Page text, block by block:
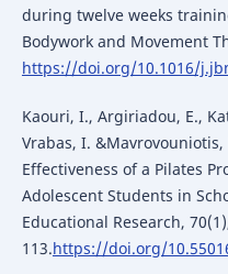
during twelve weeks
Bodywork and Movement
https://doi.org/10.1016/
Kaouri, I., Argiriadou, E.,
Vrabas, I.
Effectiveness of a Pilates
Adolescent Students in
Educational Research,
113.https://doi.org/